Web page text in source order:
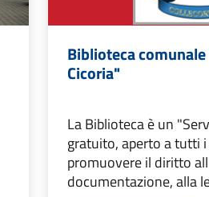
Biblioteca
Cicoria"
La Biblioteca è un
gratuito, aperto a tutti
promuovere il diritto
documentazione, alla